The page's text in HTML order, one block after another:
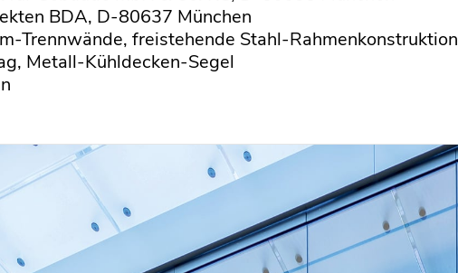
BDA, D-80637 München
Trennwände, freistehende Stahl-Rahmenkonstruktion
Metall-Kühldecken-Segel